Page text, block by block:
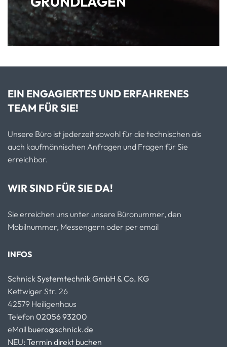
EIN ENGAGIERTES UND ERFAHRENES
TEAM FÜR SIE!
Unsere Büro ist jederzeit sowohl für die technischen als
auch kaufmännischen Anfragen und Fragen für Sie
erreichbar.
WIR SIND FÜR SIE DA!
Sie erreichen uns unter unsere Büronummer, den
Mobilnummer, Messengern oder per email
INFOS
Schnick Systemtechnik GmbH & Co. KG
Kettwiger Str. 26
42579 Heiligenhaus
Telefon 02056 93200
eMail buero@schnick.de
NEU: Termin direkt buchen